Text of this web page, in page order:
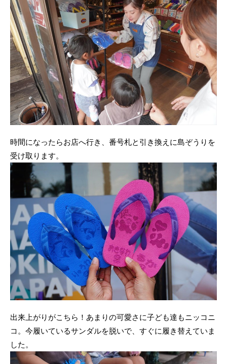
時間になったらお店へ行き、番号札と引き換えに島ぞうりを
受け取ります。
出来上がりがこちら！あまりの可愛さに子ども達もニッコニ
コ。今履いているサンダルを脱いで、すぐに履き替えていま
した。